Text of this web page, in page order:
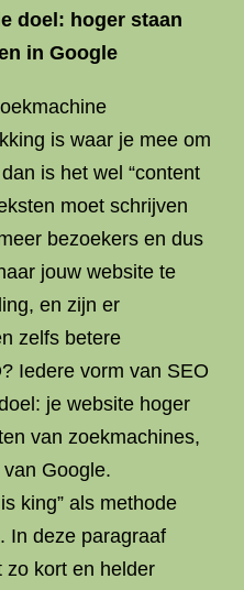
doel: hoger staan
in Google
is waar je mee om
is het wel “content
moet schrijven
bezoekers en dus
jouw website te
en zijn er
zelfs betere
Iedere vorm van SEO
je website hoger
van zoekmachines,
Google.
king” als methode
In deze paragraaf
zo kort en helder